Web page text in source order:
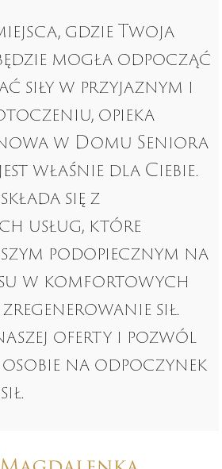
gdzie Twoja
mogła odpocząć
siły w przyjaznym i
opieka
w Domu Seniora
właśnie dla Ciebie.
się z
usług, które
podopiecznym na
w komfortowych
sił.
oferty i pozwól
na odpoczynek